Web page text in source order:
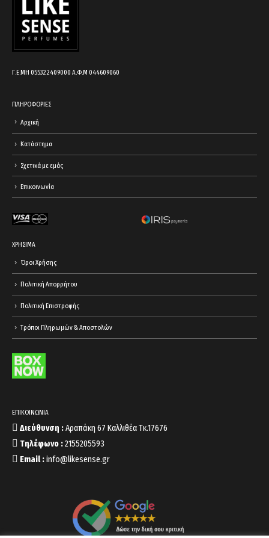
Γ.Ε.ΜΗ 055322409000 Α.Φ.Μ 044609060
ΠΛΗΡΟΦΟΡΙΕΣ
Αρχική
Κατάστημα
Σχετικά με εμάς
Επικοινωνία
ΧΡΗΣΙΜΑ
Όροι Χρήσης
Πολιτική Απορρήτου
Πολιτική Επιστροφής
Τρόποι Πληρωμών & Αποστολών
ΕΠΙΚΟΙΝΩΝΙΑ
Διεύθυνση :Αραπάκη 67 Καλλιθέα Τκ.17676
Τηλέφωνο :2155205593
Email :info@likesense.gr